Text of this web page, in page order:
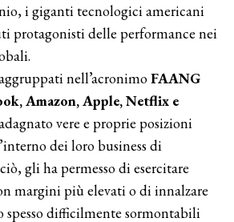
i giganti tecnologici americani
protagonisti delle performance nei
nell’acronimoFAANG
Amazon, Apple, Netflix e
vere e proprie posizioni
dei loro business di
gli ha permesso di esercitare
margini più elevati o di innalzare
spesso difficilmente sormontabili